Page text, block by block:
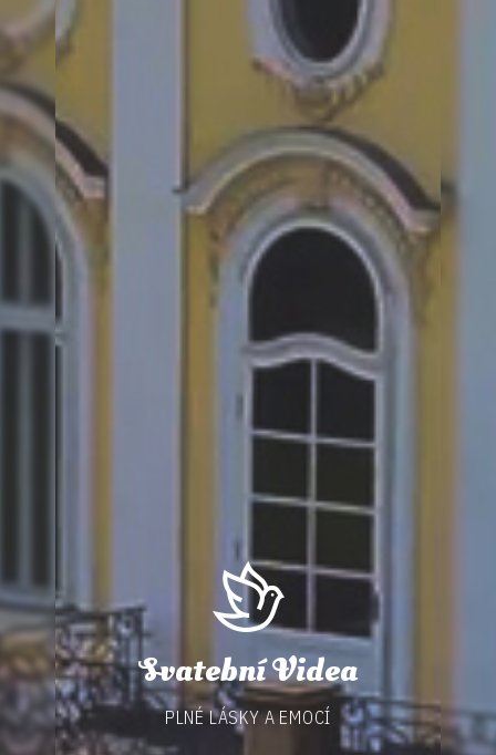
Svatební Videa
PLNÉ LÁSKY A EMOCÍ